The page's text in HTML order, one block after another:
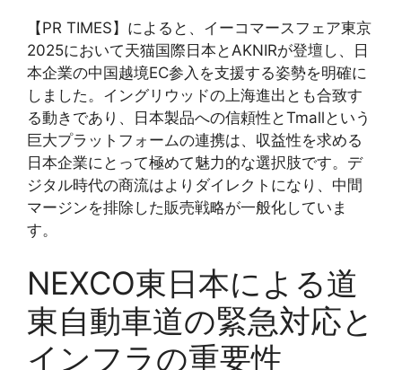
【PR TIMES】によると、イーコマースフェア東京
2025において天猫国際日本とAKNIRが登壇し、日
本企業の中国越境EC参入を支援する姿勢を明確に
しました。イングリウッドの上海進出とも合致す
る動きであり、日本製品への信頼性とTmallという
巨大プラットフォームの連携は、収益性を求める
日本企業にとって極めて魅力的な選択肢です。デ
ジタル時代の商流はよりダイレクトになり、中間
マージンを排除した販売戦略が一般化していま
す。
NEXCO東日本による道
東自動車道の緊急対応と
インフラの重要性